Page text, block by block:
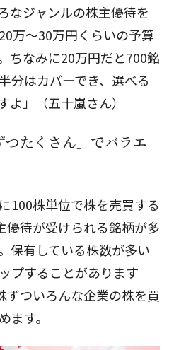
なジャンルの株主優待を
万～30万円くらいの予算
ちなみに20万円だと700銘
分はカバーでき、選べる
よ」（五十嵐さん）
たくさん」でバラエ
100株単位で株を売買する
待が受けられる銘柄が多
保有している株数が多い
プすることがあります
ずついろんな企業の株を買
ます。